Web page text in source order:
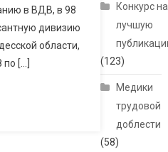
в ВДВ, в 98
дивизию
области,
по […]
Конкурс на
лучшую
(123)
Медики
трудовой
доблести
(58)